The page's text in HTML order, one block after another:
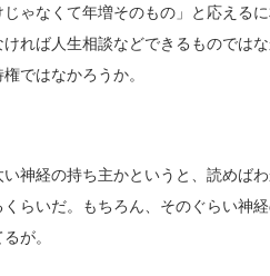
ゃなくて年増そのもの」と応える
れば人生相談などできるものでは
ではなかろうか。
神経の持ち主かというと、読めば
らいだ。もちろん、そのぐらい神
が。